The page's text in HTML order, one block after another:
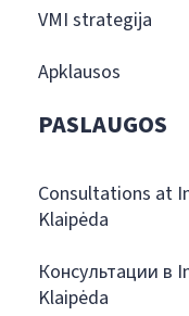
VMI strategija
Apklausos
PASLAUGOS
Consultations at
Klaipėda
Консультации в
Klaipėda